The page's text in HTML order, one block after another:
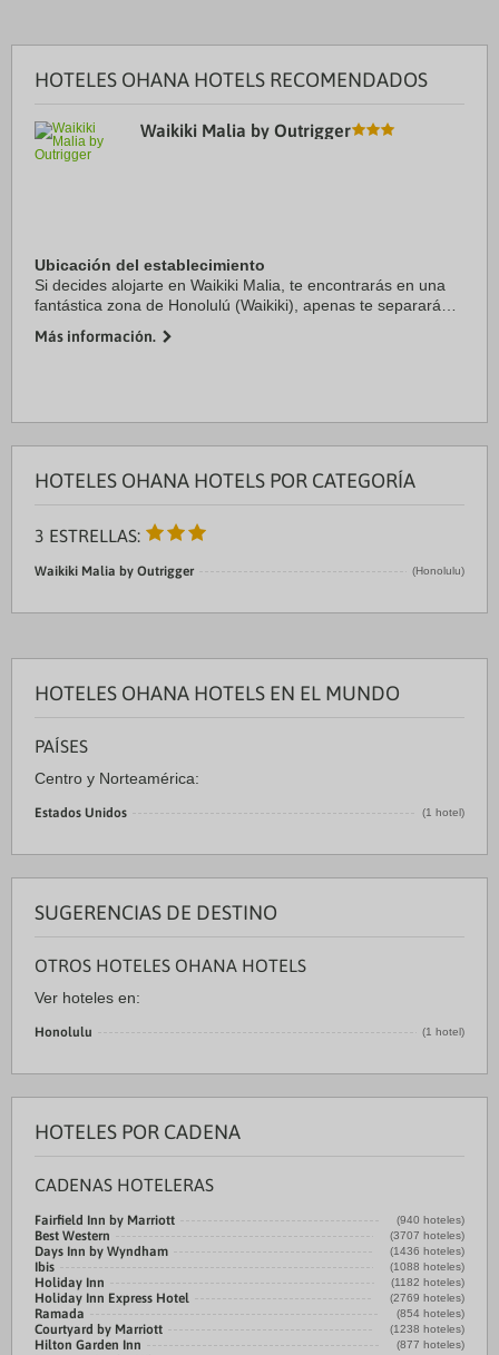
HOTELES OHANA HOTELS RECOMENDADOS
Waikiki Malia by Outrigger
Ubicación del establecimiento
Si decides alojarte en Waikiki Malia, te encontrarás en una
fantástica zona de Honolulú (Waikiki), apenas te separarán
internacional. Además, este hotel ...
Más información.
HOTELES OHANA HOTELS POR CATEGORÍA
3 ESTRELLAS:
Waikiki Malia by Outrigger (Honolulu)
HOTELES OHANA HOTELS EN EL MUNDO
PAÍSES
Centro y Norteamérica:
Estados Unidos (1 hotel)
SUGERENCIAS DE DESTINO
OTROS HOTELES OHANA HOTELS
Ver hoteles en:
Honolulu (1 hotel)
HOTELES POR CADENA
CADENAS HOTELERAS
Fairfield Inn by Marriott (940 hoteles)
Best Western (3707 hoteles)
Days Inn by Wyndham (1436 hoteles)
Ibis (1088 hoteles)
Holiday Inn (1182 hoteles)
Holiday Inn Express Hotel (2769 hoteles)
Ramada (854 hoteles)
Courtyard by Marriott (1238 hoteles)
Hilton Garden Inn (877 hoteles)